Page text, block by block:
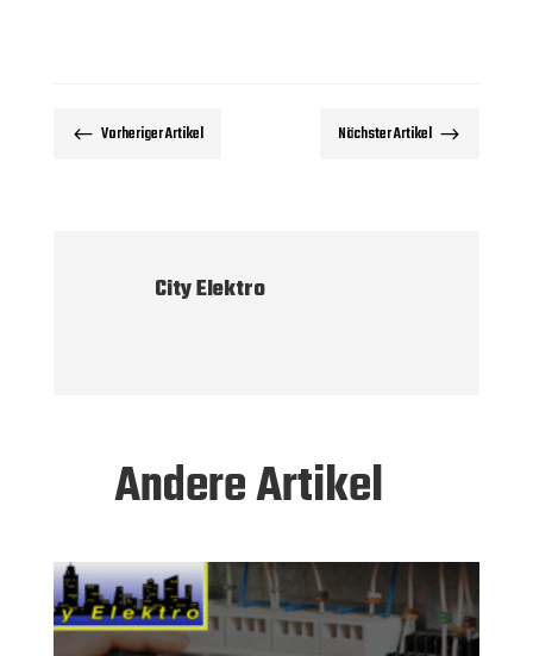
# Vorheriger Artikel Nächster Artikel $
City Elektro
Andere Artikel